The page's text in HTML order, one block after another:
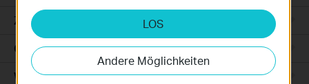
Zubehör für Saugroboter
Ceiling Mount
WiFi
LOS
Andere Möglichkeiten
Analyse- und Marketing-Cookies
Analyse-Cookies ermöglichen es uns, Ihre Aktivitäten
auf unserer Website zu analysieren, um die
Funktionsweise unserer Website zu verbessern und